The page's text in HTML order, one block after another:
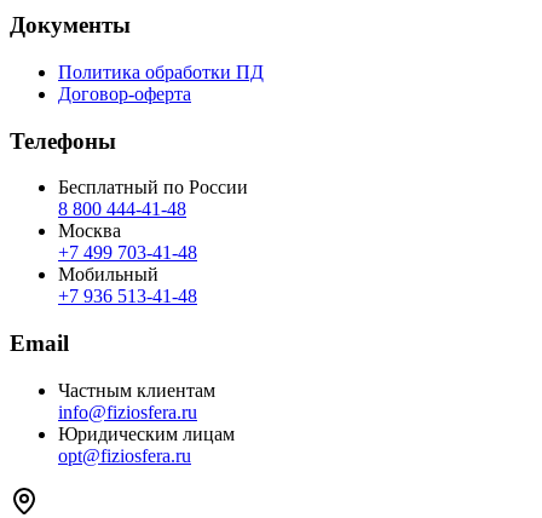
Документы
Политика обработки ПД
Договор-оферта
Телефоны
Бесплатный по России
8 800 444‑41‑48
Москва
+7 499 703‑41‑48
Мобильный
+7 936 513‑41‑48
Email
Частным клиентам
info@fiziosfera.ru
Юридическим лицам
opt@fiziosfera.ru